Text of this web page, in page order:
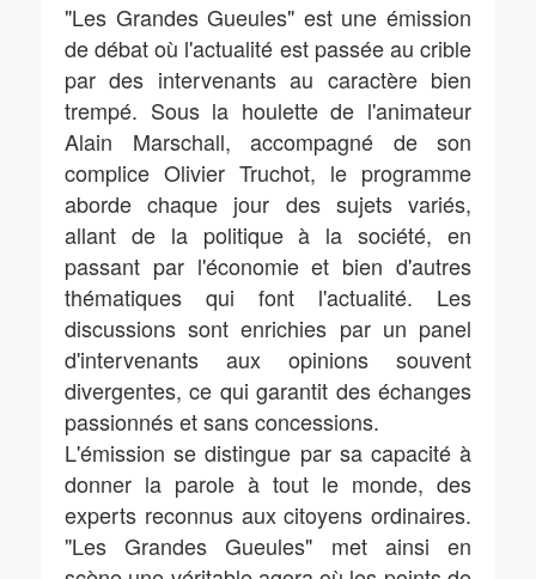
"Les Grandes Gueules" est une émission
de débat où l'actualité est passée au crible
par des intervenants au caractère bien
trempé. Sous la houlette de l'animateur
Alain Marschall, accompagné de son
complice Olivier Truchot, le programme
aborde chaque jour des sujets variés,
allant de la politique à la société, en
passant par l'économie et bien d'autres
thématiques qui font l'actualité. Les
discussions sont enrichies par un panel
d'intervenants aux opinions souvent
divergentes, ce qui garantit des échanges
passionnés et sans concessions.
L'émission se distingue par sa capacité à
donner la parole à tout le monde, des
experts reconnus aux citoyens ordinaires.
"Les Grandes Gueules" met ainsi en